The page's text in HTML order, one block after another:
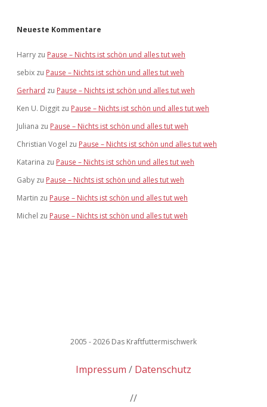
Neueste Kommentare
Harry zu Pause – Nichts ist schön und alles tut weh
sebix zu Pause – Nichts ist schön und alles tut weh
Gerhard zu Pause – Nichts ist schön und alles tut weh
Ken U. Diggit zu Pause – Nichts ist schön und alles tut weh
Juliana zu Pause – Nichts ist schön und alles tut weh
Christian Vogel zu Pause – Nichts ist schön und alles tut weh
Katarina zu Pause – Nichts ist schön und alles tut weh
Gaby zu Pause – Nichts ist schön und alles tut weh
Martin zu Pause – Nichts ist schön und alles tut weh
Michel zu Pause – Nichts ist schön und alles tut weh
2005 - 2026 Das Kraftfuttermischwerk
Impressum Datenschutz
//